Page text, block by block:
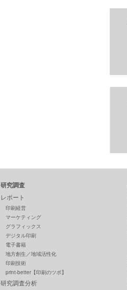
研究調査
レポート
印刷経営
マーケティング
グラフィックス
デジタル印刷
電子書籍
地方創生／地域活性化
印刷技術
print-better【印刷のツボ】
研究調査分析